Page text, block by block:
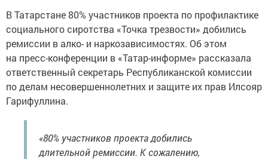
В Татарстане 80% участников проекта по профилактике
социального сиротства «Точка трезвости» добились
ремиссии в алко- и наркозависимостях. Об этом
на пресс-конференции в «Татар-информе» рассказала
ответственный секретарь Республиканской комиссии
по делам несовершеннолетних и защите их прав Илсояр
Гарифуллина.
«80% участников проекта добились
длительной ремиссии. К сожалению,